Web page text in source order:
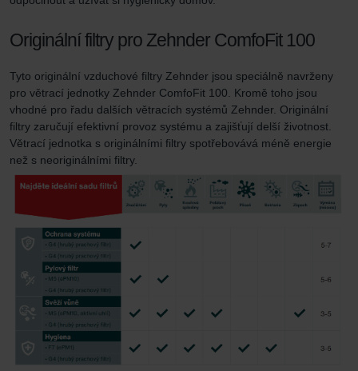
Originální filtry pro Zehnder ComfoFit 100
Tyto originální vzduchové filtry Zehnder jsou speciálně navrženy
pro větrací jednotky Zehnder ComfoFit 100. Kromě toho jsou
vhodné pro řadu dalších větracích systémů Zehnder. Originální
filtry zaručují efektivní provoz systému a zajišťují delší životnost.
Větrací jednotka s originálními filtry spotřebovává méně energie
než s neoriginálními filtry.